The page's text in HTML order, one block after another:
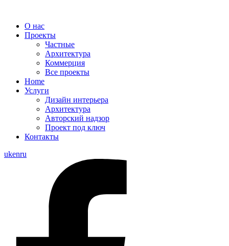
О нас
Проекты
Частные
Архитектура
Коммерция
Все проекты
Home
Услуги
Дизайн интерьера
Архитектура
Авторский надзор
Проект под ключ
Контакты
ukenru